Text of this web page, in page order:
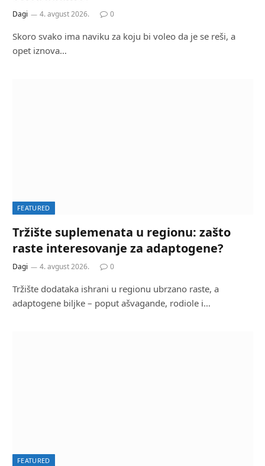
Dagi 4. avgust 2026. 0
Skoro svako ima naviku za koju bi voleo da je se reši, a
opet iznova…
FEATURED
Tržište suplemenata u regionu: zašto
raste interesovanje za adaptogene?
Dagi 4. avgust 2026. 0
Tržište dodataka ishrani u regionu ubrzano raste, a
adaptogene biljke – poput ašvagande, rodiole i…
FEATURED